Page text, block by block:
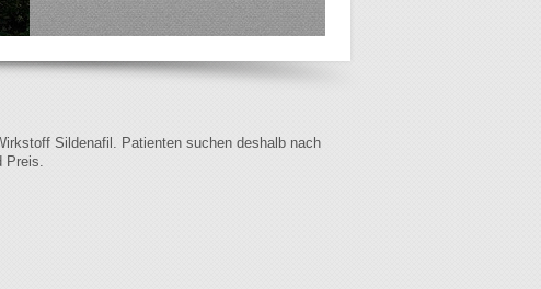
Sildenafil. Patienten suchen deshalb nach
Preis.